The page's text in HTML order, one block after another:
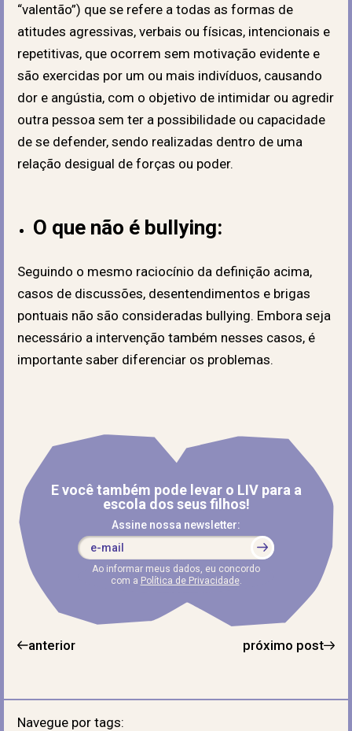
“valentão”) que se refere a todas as formas de
atitudes agressivas, verbais ou físicas, intencionais e
repetitivas, que ocorrem sem motivação evidente e
são exercidas por um ou mais indivíduos, causando
dor e angústia, com o objetivo de intimidar ou agredir
outra pessoa sem ter a possibilidade ou capacidade
de se defender, sendo realizadas dentro de uma
relação desigual de forças ou poder.
O que não é bullying:
Seguindo o mesmo raciocínio da definição acima,
casos de discussões, desentendimentos e brigas
pontuais não são consideradas bullying. Embora seja
necessário a intervenção também nesses casos, é
importante saber diferenciar os problemas.
E você também pode levar o LIV para a
escola dos seus filhos!
Assine nossa newsletter:
Ao informar meus dados, eu concordo
com a Política de Privacidade.
anterior próximo post
Navegue por tags: